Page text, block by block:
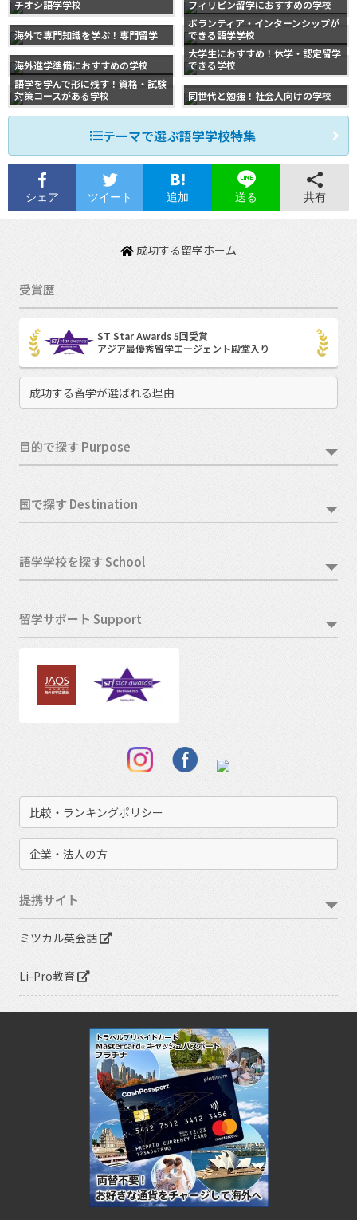
チオシ語学学校
フィリピン留学におすすめの学校
海外で専門知識を学ぶ！専門留学
ボランティア・インターンシップが
できる語学学校
海外進学準備におすすめの学校
大学生におすすめ！休学・認定留学
できる学校
語学を学んで形に残す！資格・試験
対策コースがある学校
同世代と勉強！社会人向けの学校
テーマで選ぶ語学学校特集
シェア ツイート 追加 送る 共有
成功する留学ホーム
受賞歴
ST Star Awards 5回受賞
アジア最優秀留学エージェント殿堂入り
成功する留学が選ばれる理由
目的で探す Purpose
国で探す Destination
語学学校を探す School
留学サポート Support
比較・ランキングポリシー
企業・法人の方
提携サイト
ミツカル英会話
Li-Pro教育